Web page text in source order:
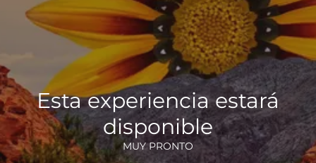
Esta experiencia estará
disponible
MUY PRONTO